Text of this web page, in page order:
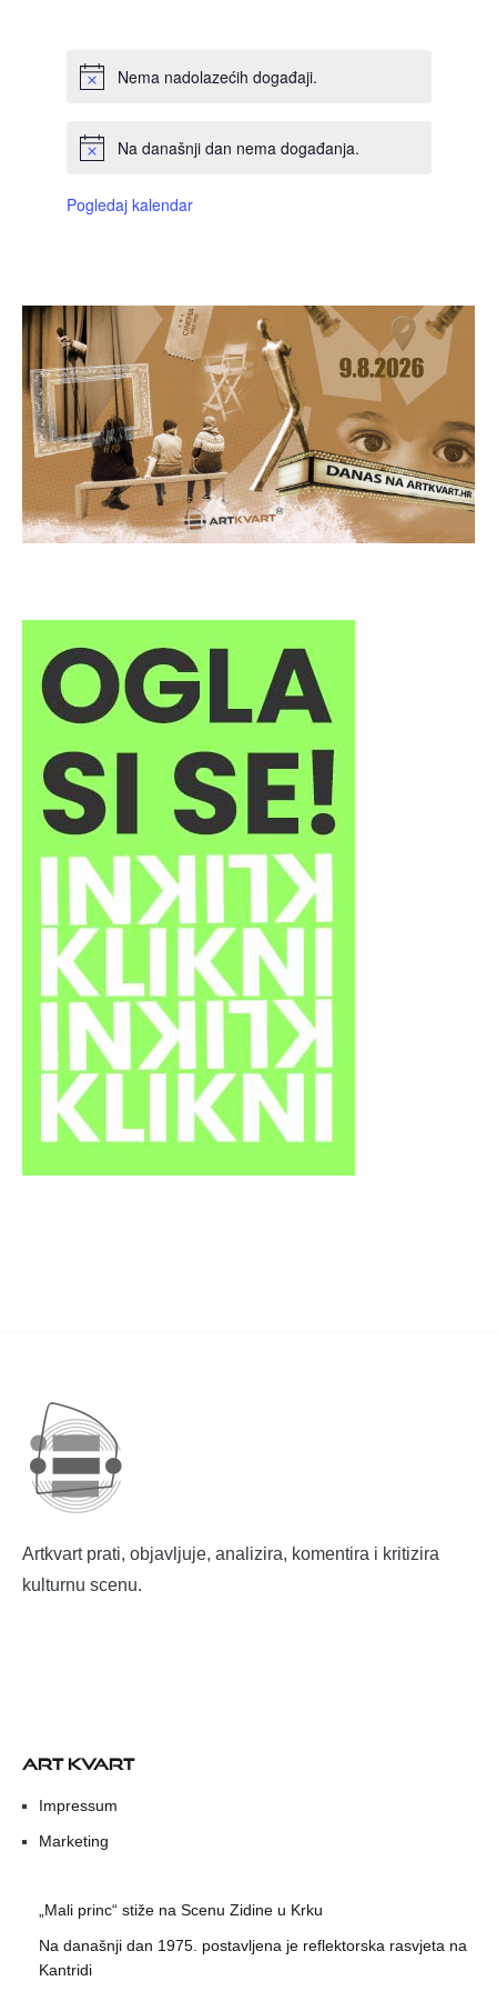
Nema nadolazećih događaji.
Na današnji dan nema događanja.
Pogledaj kalendar
Artkvart prati, objavljuje, analizira, komentira i kritizira
kulturnu scenu.
ART KVART
Impressum
Marketing
„Mali princ“ stiže na Scenu Zidine u Krku
Na današnji dan 1975. postavljena je reflektorska rasvjeta na
Kantridi